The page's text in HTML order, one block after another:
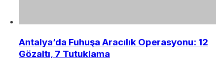
Antalya’da Fuhuşa Aracılık Operasyonu: 12
Gözaltı, 7 Tutuklama